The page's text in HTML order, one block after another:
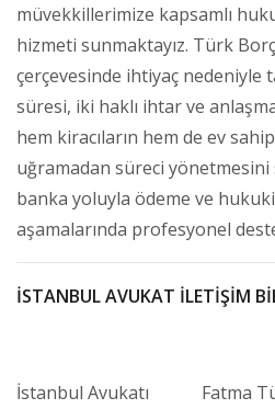
müvekkillerimize kapsamlı
hizmeti sunmaktayız. Türk
çerçevesinde ihtiyaç nedeniyle
süresi, iki haklı ihtar ve
hem kiracıların hem de ev
uğramadan süreci yönetmesini
banka yoluyla ödeme ve
aşamalarında profesyonel
İSTANBUL AVUKAT İLETİŞİM
İstanbul Avukatı Fatma